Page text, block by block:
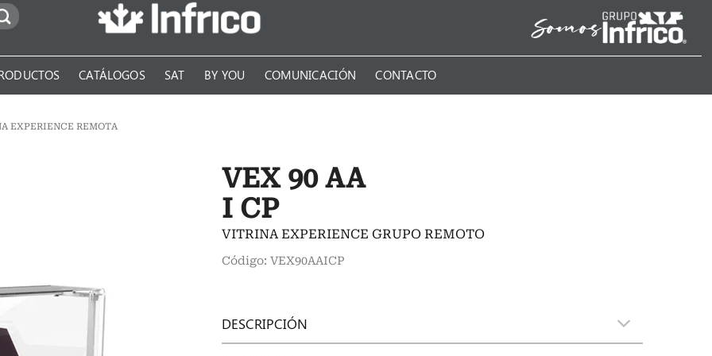
CATÁLOGOS SAT BY YOU COMUNICACIÓN CONTACTO
EXPERIENCE REMOTA
VEX 90 AA
I CP
VITRINA EXPERIENCE GRUPO REMOTO
Código: VEX90AAICP
DESCRIPCIÓN